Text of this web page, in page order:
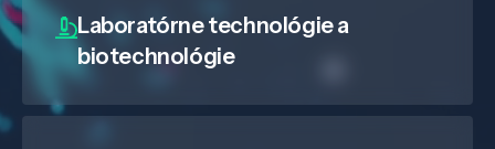
Laboratórne technológie a
biotechnológie